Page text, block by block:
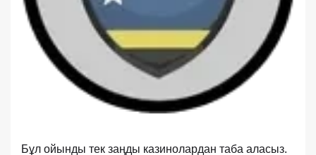
Бұл ойынды тек заңды казинолардан таба аласыз.